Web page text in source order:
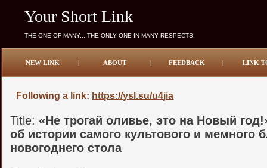
Your Short Link
THE ONE OF MANY... THE ONLY ONE IN MANY RESPECTS.
NEW LINK | ABOUT | FEEDBACK | LINK
Following a link: https://ysl.su/u4jia
Title: «Не трогай оливье, это на Новый
об истории самого культового и мемного
новогоднего стола